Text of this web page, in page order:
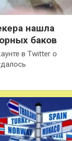
нашла
баков
в Twitter о